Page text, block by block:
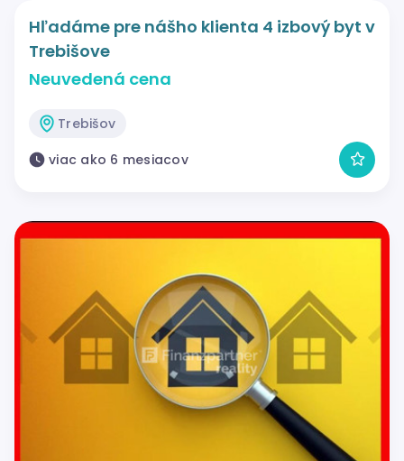
Hľadáme pre nášho klienta 4 izbový byt v
Trebišove
Neuvedená cena
Trebišov
viac ako 6 mesiacov